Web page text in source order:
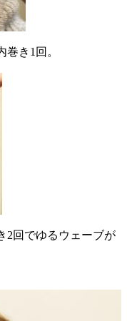
き1回。
回でゆるウェーブが